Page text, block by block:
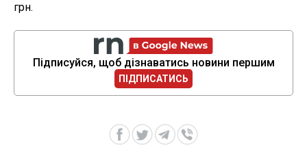
грн.
Підписуйся, щоб дізнаватись новини першим
ПІДПИСАТИСЬ